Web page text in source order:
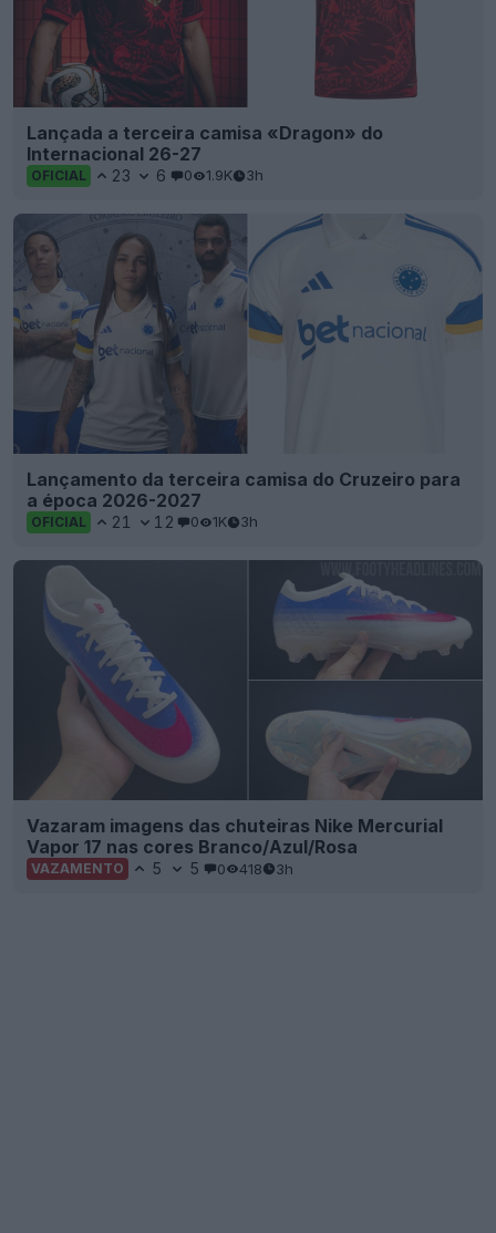
Lançada a terceira camisa «Dragon» do
Internacional 26-27
OFICIAL 23 6 0 1.9K 3h
Lançamento da terceira camisa do Cruzeiro para
a época 2026-2027
OFICIAL 21 12 0 1K 3h
Vazaram imagens das chuteiras Nike Mercurial
Vapor 17 nas cores Branco/Azul/Rosa
VAZAMENTO 5 5 0 418 3h